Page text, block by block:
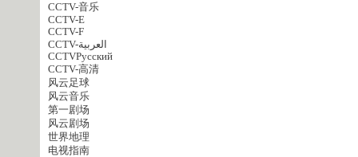
CCTV-音乐
CCTV-E
CCTV-F
CCTV-العربية
CCTVPусский
CCTV-高清
风云足球
风云音乐
第一剧场
风云剧场
世界地理
电视指南